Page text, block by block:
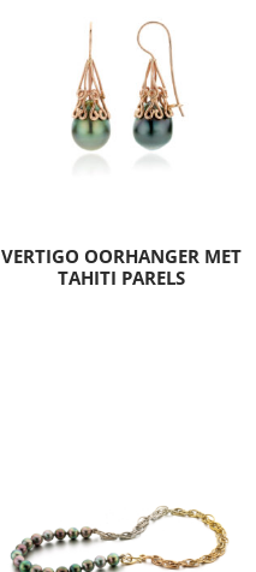
VERTIGO OORHANGER MET
TAHITI PARELS